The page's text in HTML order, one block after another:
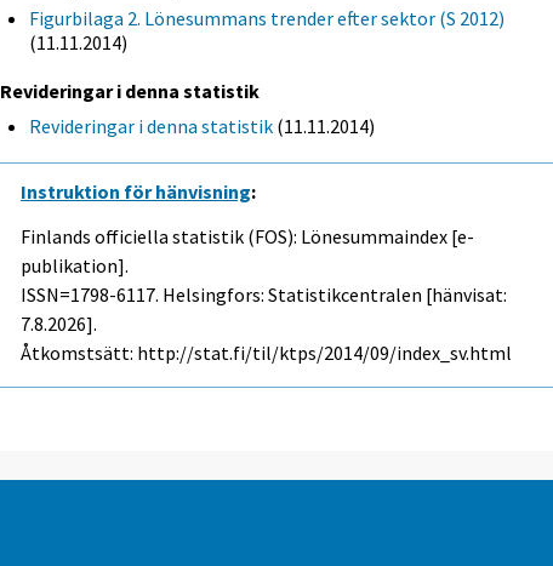
Figurbilaga 2. Lönesummans trender efter sektor (S 2012)
(11.11.2014)
Revideringar i denna statistik
Revideringar i denna statistik (11.11.2014)
Instruktion för hänvisning:
Finlands officiella statistik (FOS): Lönesummaindex [e-
publikation].
ISSN=1798-6117. Helsingfors: Statistikcentralen [hänvisat:
7.8.2026].
Åtkomstsätt: http://stat.fi/til/ktps/2014/09/index_sv.html